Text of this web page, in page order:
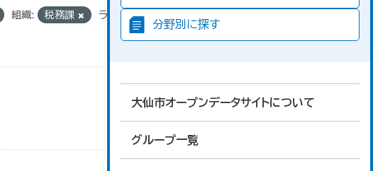
分野別に探す
大仙市オープンデータサイトについて
グループ一覧
組織: 税務課 ライセンス: